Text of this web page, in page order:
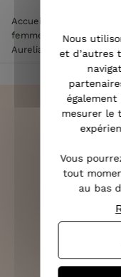
Accueil
femme
Robe courte
Aurelia
Nous
et d’autres
mesurer le
Vous
tout
au bas